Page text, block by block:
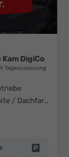
DigiCo
Tageszulassung
Atlas White / Dachfarbe in schwa